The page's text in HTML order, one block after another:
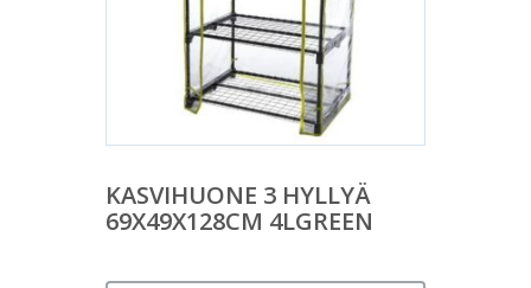
KASVIHUONE 3 HYLLYÄ
69X49X128CM 4LGREEN